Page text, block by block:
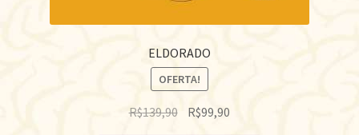
ELDORADO
OFERTA!
R$139,90 R$99,90